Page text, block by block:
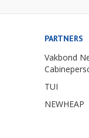
PARTNERS
Vakbond
TUI
NEWHEAP